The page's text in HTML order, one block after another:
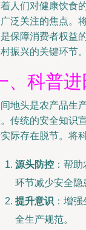
人们对健康饮食
泛关注的焦点。
保障消费者权益
振兴的关键环节。
、科普进
地头是农产品生
传统的安全知识
际存在脱节。将
源头防控 ：帮
环节减少安全隐
提升意识 ：增
全生产规范。